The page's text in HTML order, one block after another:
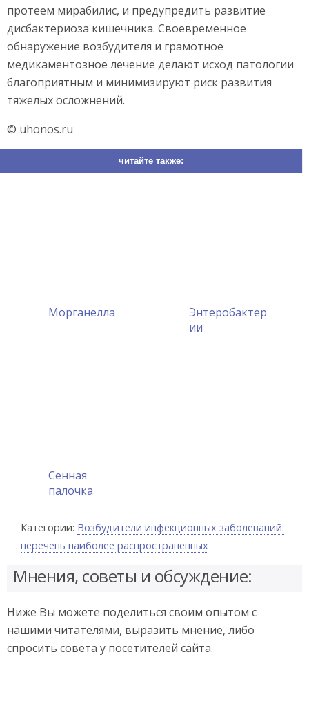
протеем мирабилис, и предупредить развитие
дисбактериоза кишечника. Своевременное
обнаружение возбудителя и грамотное
медикаментозное лечение делают исход патологии
благоприятным и минимизируют риск развития
тяжелых осложнений.
© uhonos.ru
читайте также:
Морганелла
Энтеробактер
ии
Сенная
палочка
Категории: Возбудители инфекционных заболеваний:
перечень наиболее распространенных
Мнения, советы и обсуждение:
Ниже Вы можете поделиться своим опытом с
нашими читателями, выразить мнение, либо
спросить совета у посетителей сайта.